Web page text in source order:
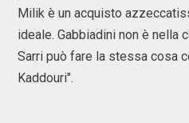
Milik è un acquisto
ideale. Gabbiadini non è nella
Sarri può fare la stessa cosa
Kaddouri".